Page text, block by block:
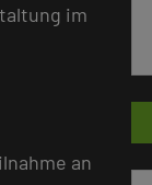
im
an